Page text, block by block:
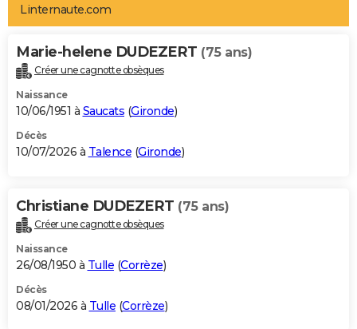
Art de vivre
Bien-être
Loisirs
Mode
Modes de vie
Alimentation
Guide de la santé
Maladies
Médicaments
Sommeil
VOYAGE
Destinations
City break
Voyage nature
Voyage de noces
Forum
Climat
+PHOTO
GUIDES D'ACHAT
BONS PLANS
Carte de Noël
Carte Bonne année
Carte Saint-Valentin
Carte Pâques
Carte d'anniversaire
DICTIONNAIRE
Dictionnaire
Biographies
Citations
Expressions
Proverbes
PROGRAMME TV
S'inscrire
Se connecter
Lycées
Collèges
Primaires
Universités
Entreprises
Service militaire
Avis de recherche
AVIS DE DÉCÈS
Linternaute.com
Marie-helene DUDEZERT (75 ans)
Créer une cagnotte obsèques
Naissance
10/06/1951 à Saucats (Gironde)
Décès
10/07/2026 à Talence (Gironde)
Christiane DUDEZERT (75 ans)
Créer une cagnotte obsèques
Naissance
26/08/1950 à Tulle (Corrèze)
Décès
08/01/2026 à Tulle (Corrèze)